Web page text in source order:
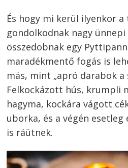
És hogy mi kerül ilyenkor a
gondolkodnak nagy
összedobnak egy
maradékmentő fogás is
más, mint „apró darabok a
Felkockázott hús, krumpli
hagyma, kockára vágott
uborka, és a végén
is ráütnek.